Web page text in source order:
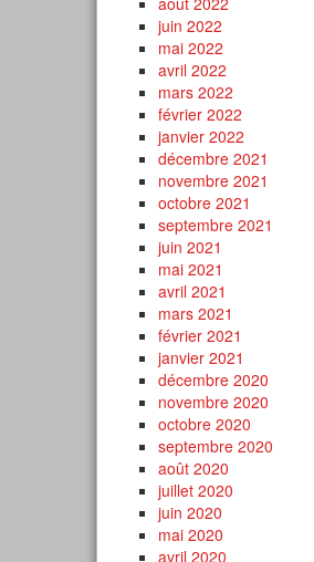
juin 2022
mai 2022
avril 2022
mars 2022
février 2022
janvier 2022
décembre 2021
novembre 2021
octobre 2021
septembre 2021
juin 2021
mai 2021
avril 2021
mars 2021
février 2021
janvier 2021
décembre 2020
novembre 2020
octobre 2020
septembre 2020
août 2020
juillet 2020
juin 2020
mai 2020
avril 2020